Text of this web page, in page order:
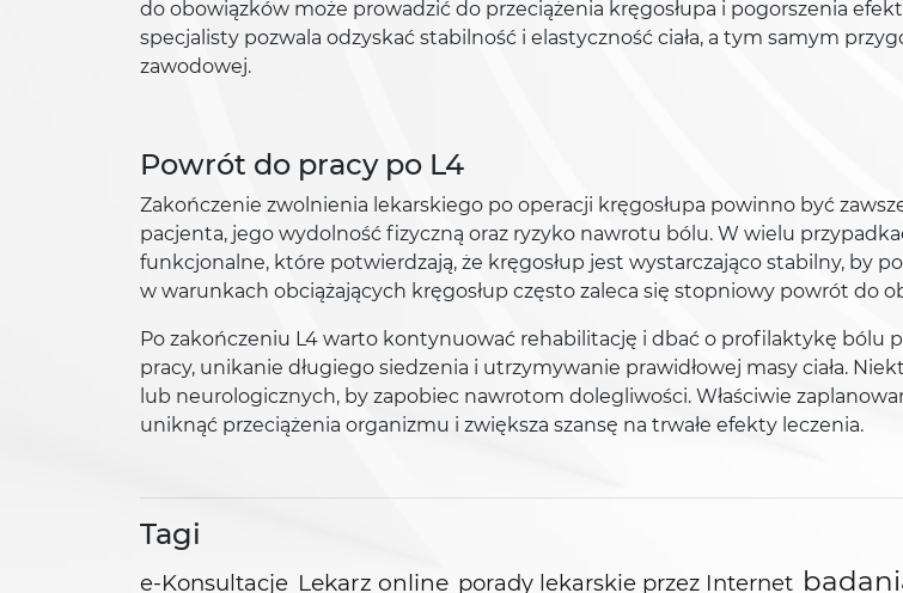
do obowiązków może prowadzić do przeciążenia kręgosłupa i pogorszenia
specjalisty pozwala odzyskać stabilność i elastyczność ciała, a tym samym
zawodowej.
Powrót do pracy po L4
Zakończenie zwolnienia lekarskiego po operacji kręgosłupa powinno być
pacjenta, jego wydolność fizyczną oraz ryzyko nawrotu bólu. W wielu
funkcjonalne, które potwierdzają, że kręgosłup jest wystarczająco stabilny, by
w warunkach obciążających kręgosłup często zaleca się stopniowy powrót do
Po zakończeniu L4 warto kontynuować rehabilitację i dbać o profilaktykę bólu
pracy, unikanie długiego siedzenia i utrzymywanie prawidłowej masy ciała.
lub neurologicznych, by zapobiec nawrotom dolegliwości. Właściwie
uniknąć przeciążenia organizmu i zwiększa szansę na trwałe efekty leczenia.
Tagi
e-Konsultacje Lekarz online porady lekarskie przez Internet